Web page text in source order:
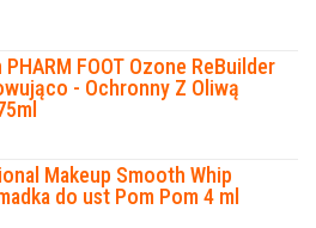
FOOT Ozone ReBuilder
- Ochronny Z Oliwą
Makeup Smooth Whip
do ust Pom Pom 4 ml